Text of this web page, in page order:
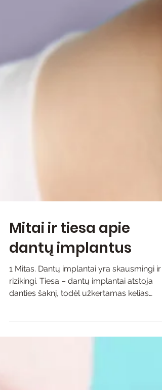
Mitai ir tiesa apie
dantų implantus
1 Mitas. Dantų implantai yra skausmingi ir
patologiniams procesams, gresiantiems